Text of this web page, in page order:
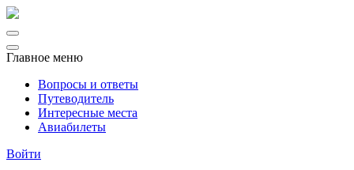
Главное меню
Вопросы и ответы
Путеводитель
Интересные места
Авиабилеты
Войти